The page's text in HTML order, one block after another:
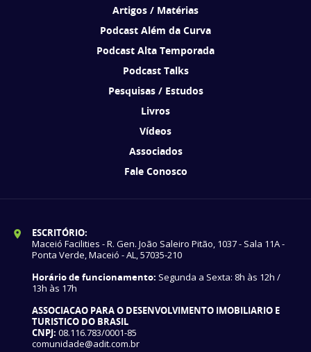
Artigos / Matérias
Podcast Além da Curva
Podcast Alta Temporada
Podcast Talks
Pesquisas / Estudos
Livros
Vídeos
Associados
Fale Conosco
ESCRITÓRIO:
Maceió Facilities - R. Gen. João Saleiro Pitão, 1037 - Sala 11A -
Ponta Verde, Maceió - AL, 57035-210
Horário de funcionamento: Segunda a Sexta: 8h às 12h /
13h às 17h
ASSOCIACAO PARA O DESENVOLVIMENTO IMOBILIARIO E
TURISTICO DO BRASIL
CNPJ: 08.116.783/0001-85
comunidade@adit.com.br